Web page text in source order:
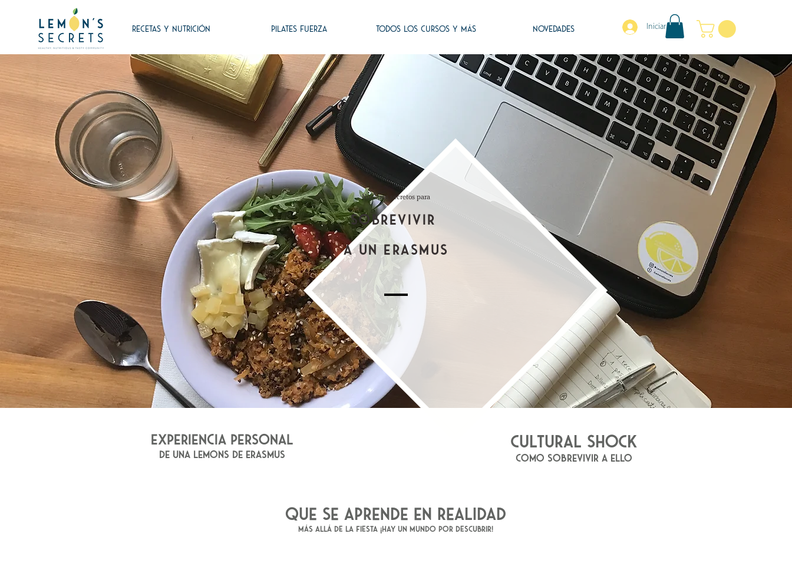
RECETAS Y NUTRICIÓN PILATES FUERZA TODOS LOS CURSOS Y MÁS NOVEDADES Iniciar sesión
Nuestros secretos para
SOBREVIVIR
A UN ERASMUS
EXPERIENCIA PERSONAL
DE UNA LEMONS DE ERASMUS
CULTURAL SHOCK
COMO SOBREVIVIR A ELLO
QUE SE APRENDE EN REALIDAD
MÁS ALLÁ DE LA FIESTA ¡hay un mundo pOR descubrir!